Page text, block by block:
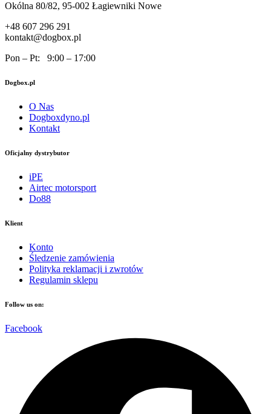
Okólna 80/82, 95-002 Łagiewniki Nowe
+48 607 296 291
kontakt@dogbox.pl
Pon – Pt: 9:00 – 17:00
Dogbox.pl
O Nas
Dogboxdyno.pl
Kontakt
Oficjalny dystrybutor
iPE
Airtec motorsport
Do88
Klient
Konto
Śledzenie zamówienia
Polityka reklamacji i zwrotów
Regulamin sklepu
Follow us on:
Facebook